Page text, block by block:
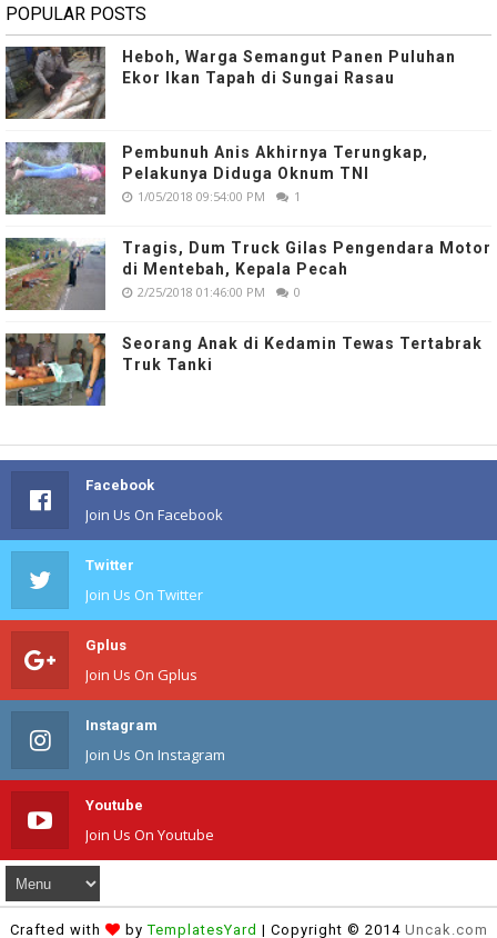
POPULAR POSTS
Heboh, Warga Semangut Panen Puluhan
Ekor Ikan Tapah di Sungai Rasau
Pembunuh Anis Akhirnya Terungkap,
Pelakunya Diduga Oknum TNI
1/05/2018 09:54:00 PM 1
Tragis, Dum Truck Gilas Pengendara Motor
di Mentebah, Kepala Pecah
2/25/2018 01:46:00 PM 0
Seorang Anak di Kedamin Tewas Tertabrak
Truk Tanki
Facebook
Join Us On Facebook
Twitter
Join Us On Twitter
Gplus
Join Us On Gplus
Instagram
Join Us On Instagram
Youtube
Join Us On Youtube
Crafted with byTemplatesYard | Copyright © 2014 Uncak.com